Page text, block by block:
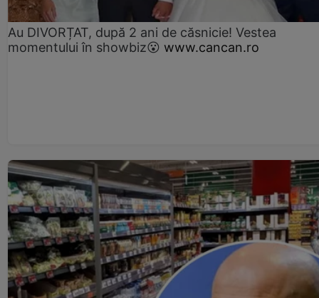
Au DIVORȚAT, după 2 ani de căsnicie! Vestea
momentului în showbiz😮 www.cancan.ro